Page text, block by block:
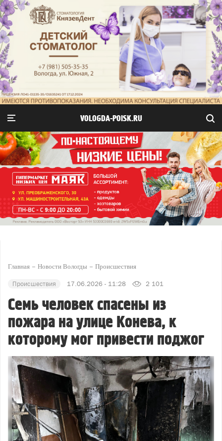
VOLOGDA-POISK.RU
Главная Новости Вологды Происшествия
Происшествия 17.06.2026 - 11:28 2 101
Семь человек спасены из
пожара на улице Конева, к
которому мог привести поджог